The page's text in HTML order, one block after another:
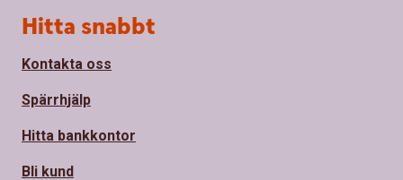
Sidfot
Hitta snabbt
Kontakta oss
Spärrhjälp
Hitta bankkontor
Bli kund